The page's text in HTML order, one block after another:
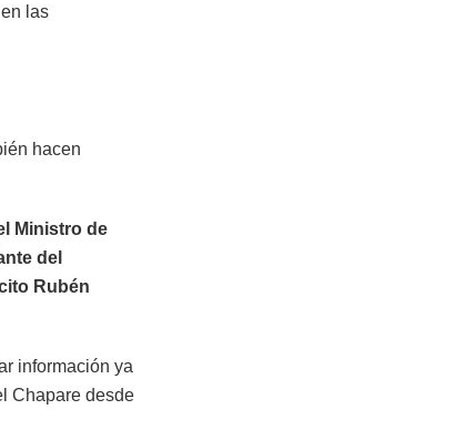
las
hacen
Ministro de
del
Rubén
información ya
Chapare desde